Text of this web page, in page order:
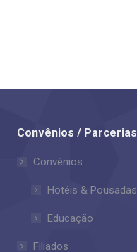
Convênios / Parcerias
Convênios
Hotéis & Pousadas
Educação
Filiados